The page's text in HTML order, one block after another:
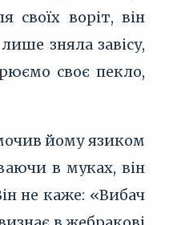
своїх воріт, він
зняла завісу,
своє пекло,
йому язиком
в муках, він
не каже: «Вибач